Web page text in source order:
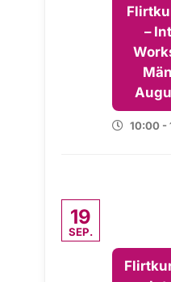
–
10:00 -
19
SEP.